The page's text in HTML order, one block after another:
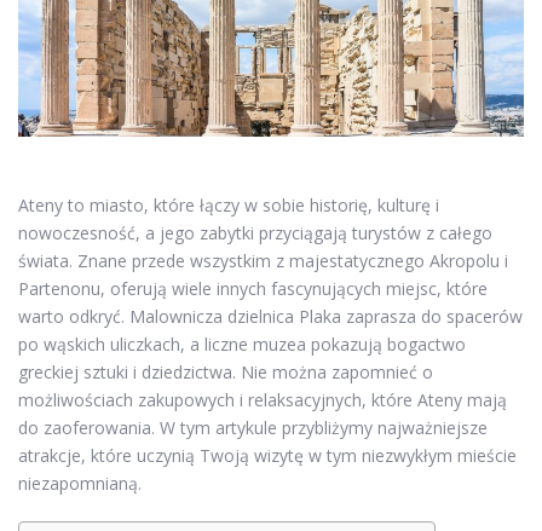
Ateny to miasto, które łączy w sobie historię, kulturę i
nowoczesność, a jego zabytki przyciągają turystów z całego
świata. Znane przede wszystkim z majestatycznego Akropolu i
Partenonu, oferują wiele innych fascynujących miejsc, które
warto odkryć. Malownicza dzielnica Plaka zaprasza do spacerów
po wąskich uliczkach, a liczne muzea pokazują bogactwo
greckiej sztuki i dziedzictwa. Nie można zapomnieć o
możliwościach zakupowych i relaksacyjnych, które Ateny mają
do zaoferowania. W tym artykule przybliżymy najważniejsze
atrakcje, które uczynią Twoją wizytę w tym niezwykłym mieście
niezapomnianą.